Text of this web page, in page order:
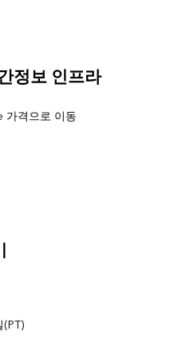
정보 인프라
가격으로 이동